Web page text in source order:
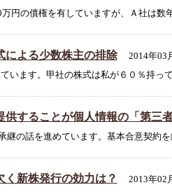
円の債権を有していますが、Ａ社は数
による少数株主の排除 2014年03
います。甲社の株式は私が６０％持っ
供することが個人情報の「第三
の話を進めています。基本合意契約
く新株発行の効力は？ 2013年02